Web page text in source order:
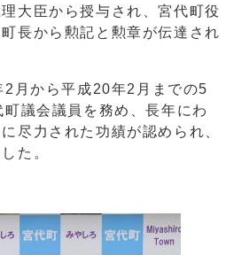
大臣から授与され、宮代町役
長から勲記と勲章が伝達され
月から平成20年2月までの5
議会議員を務め、長年にわ
尽力された功績が認められ、
た。